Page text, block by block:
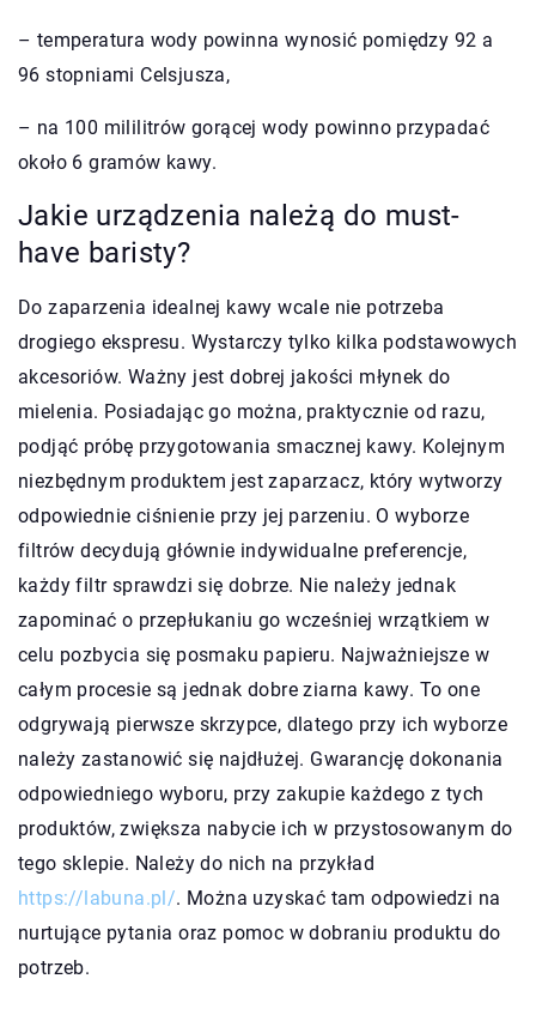
– temperatura wody powinna wynosić pomiędzy 92 a
96 stopniami Celsjusza,
– na 100 mililitrów gorącej wody powinno przypadać
około 6 gramów kawy.
Jakie urządzenia należą do must-
have baristy?
Do zaparzenia idealnej kawy wcale nie potrzeba
drogiego ekspresu. Wystarczy tylko kilka podstawowych
akcesoriów. Ważny jest dobrej jakości młynek do
mielenia. Posiadając go można, praktycznie od razu,
podjąć próbę przygotowania smacznej kawy. Kolejnym
niezbędnym produktem jest zaparzacz, który wytworzy
odpowiednie ciśnienie przy jej parzeniu. O wyborze
filtrów decydują głównie indywidualne preferencje,
każdy filtr sprawdzi się dobrze. Nie należy jednak
zapominać o przepłukaniu go wcześniej wrzątkiem w
celu pozbycia się posmaku papieru. Najważniejsze w
całym procesie są jednak dobre ziarna kawy. To one
odgrywają pierwsze skrzypce, dlatego przy ich wyborze
należy zastanowić się najdłużej. Gwarancję dokonania
odpowiedniego wyboru, przy zakupie każdego z tych
produktów, zwiększa nabycie ich w przystosowanym do
tego sklepie. Należy do nich na przykład
https://labuna.pl/. Można uzyskać tam odpowiedzi na
nurtujące pytania oraz pomoc w dobraniu produktu do
potrzeb.